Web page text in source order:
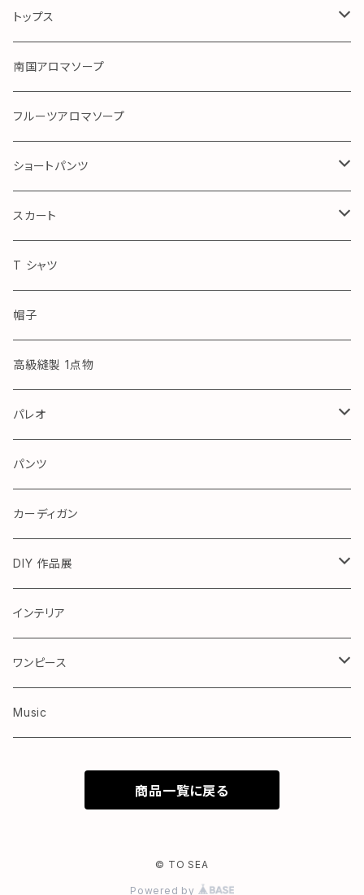
手染め
トップス
ガーゼ
アロハ
南国アロマソープ
フルーツアロマソープ
ショートパンツ
Royal Blue
スカート
アロハ
T シャツ
帽子
高級縫製 1点物
パレオ
アロハ
パンツ
カーディガン
DIY 作品展
テーブル
インテリア
ワンピース
Kids ワンピース
Music
商品一覧に戻る
© TO SEA
Powered by